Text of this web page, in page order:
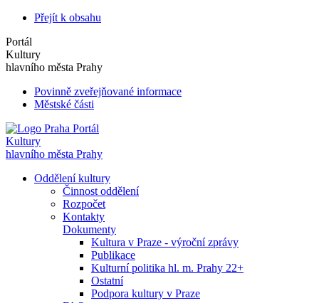
Přejít k obsahu
Portál
Kultury
hlavního města Prahy
Povinně zveřejňované informace
Městské části
Portál
Kultury
hlavního města Prahy
Oddělení kultury
Činnost oddělení
Rozpočet
Kontakty
Dokumenty
Kultura v Praze - výroční zprávy
Publikace
Kulturní politika hl. m. Prahy 22+
Ostatní
Podpora kultury v Praze